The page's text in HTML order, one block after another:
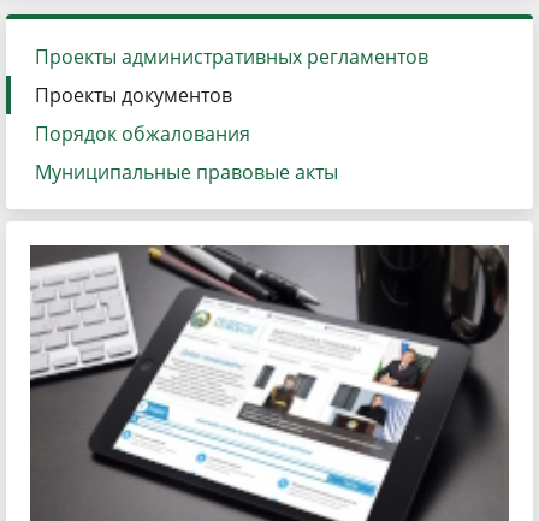
Проекты административных регламентов
Проекты документов
Порядок обжалования
Муниципальные правовые акты